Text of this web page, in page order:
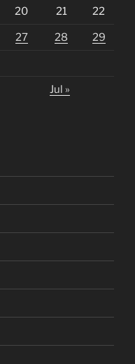
20 21 22
27 28 29
Jul »